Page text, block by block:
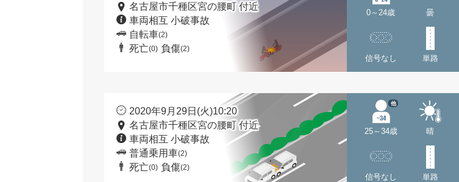
名古屋市千種区宮の腰町 付近
車両相互 小破事故
自転車(2)
死亡(0) 負傷(2)
0～24歳 曇
信号なし 単路
2020年9月29日(火)10:20
名古屋市千種区宮の腰町 付近
車両相互 小破事故
普通乗用車(2)
死亡(0) 負傷(2)
25～34歳
他
晴
信号なし 単路